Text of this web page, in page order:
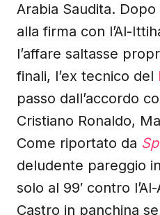
Arabia Saudita.
alla firma con l’Al-
l’affare saltasse
finali, l’ex tecnico del
passo dall’accordo
Cristiano Ronaldo,
Come riportato da
deludente pareggio
solo al 99′ contro
Castro in panchina